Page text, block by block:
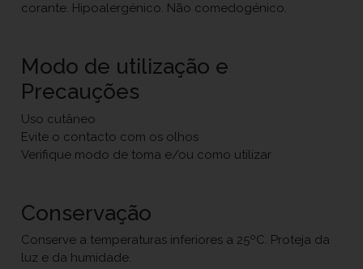
corante. Hipoalergénico. Não comedogénico.
Modo de utilização e
Precauções
Uso cutâneo
Evite o contacto com os olhos
Verifique modo de toma e/ou como utilizar
Conservação
Conserve a temperaturas inferiores a 25ºC. Proteja da
luz e da humidade.